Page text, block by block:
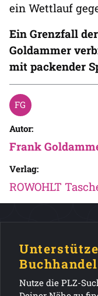
ein Wettlauf
Ein Grenzfall
Goldammer
mit packender
Autor:
Frank
Verlag:
ROWOHLT
Buchhandel
Nutze die PLZ-